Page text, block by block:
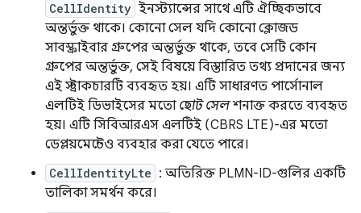
CellIdentity ইনস্ট্যান্সের সাথে এটি ঐচ্ছিকভাবে
অন্তর্ভুক্ত থাকে। কোনো সেল যদি কোনো ক্লোজড
সাবস্ক্রাইবার গ্রুপের অন্তর্ভুক্ত থাকে, তবে সেটি কোন
গ্রুপের অন্তর্ভুক্ত, সেই বিষয়ে বিস্তারিত তথ্য প্রদানের জন্য
এই স্ট্রাকচারটি ব্যবহৃত হয়। এটি সাধারণত পার্সোনাল
এলটিই ডিভাইসের মতো ছোট সেলশনাক্ত করতে ব্যবহৃত
হয়। এটি সিবিআরএস এলটিই (CBRS LTE)-এর মতো
ডেপ্লয়মেন্টেও ব্যবহার করা যেতে পারে।
CellIdentityLte : অতিরিক্ত PLMN-ID-গুলির একটি
তালিকা সমর্থন করে।